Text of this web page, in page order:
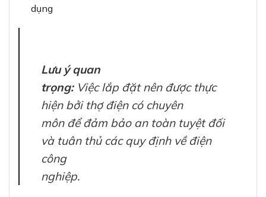
dụng
Lưu ý quan
trọng:Việc lắp đặt nên được thực
hiện bởi thợ điện có chuyên
môn để đảm bảo an toàn tuyệt đối
và tuân thủ các quy định về điện
công
nghiệp.